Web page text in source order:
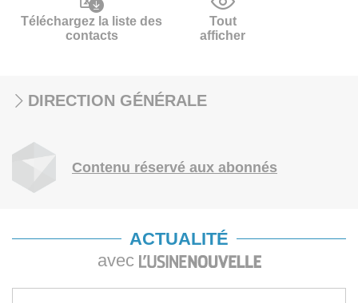
Téléchargez la liste des
contacts
Tout
afficher
DIRECTION GÉNÉRALE
Contenu réservé aux abonnés
ACTUALITÉ
avec